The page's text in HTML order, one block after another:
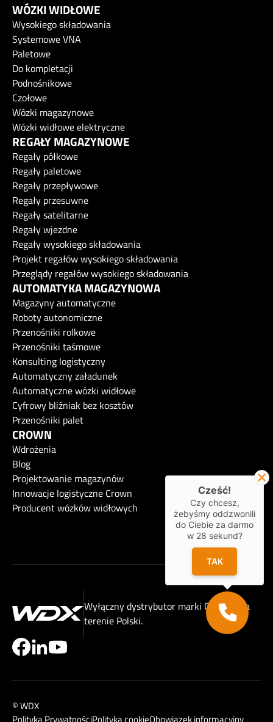
WÓZKI WIDŁOWE
Wysokiego składowania
Systemowe VNA
Paletowe
Do kompletacji
Podnośnikowe
Czołowe
Wózki magazynowe
Wózki widłowe elektryczne
REGAŁY MAGAZYNOWE
Regały półkowe
Regały paletowe
Regały przepływowe
Regały przesuwne
Regały satelitarne
Regały wjezdne
Regały wysokiego składowania
Projekt regałów wysokiego składowania
Przeglądy regałów wysokiego składowania
AUTOMATYKA MAGAZYNOWA
Magazyny automatyczne
Roboty autonomiczne
Przenośniki rolkowe
Przenośniki taśmowe
Konsulting logistyczny
Automatyczny załadunek
Automatyczne wózki widłowe
Cyfrowy bliźniak bez kosztów
Przenośniki palet
CROWN
Wdrożenia
Blog
Projektowanie magazynów
Innowacje logistyczne Crown
Producent wózków widłowych
Wyłączny dystrybutor marki Crown® na
terenie Polski.
© WDX
Cześć!
Czy chcesz,
żebyśmy oddzwonili
do Ciebie za darmo
w 28 sekund?
TAK